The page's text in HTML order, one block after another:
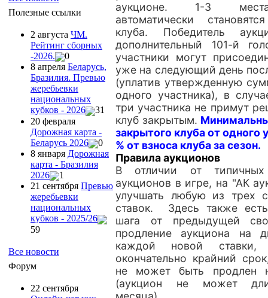
Полезные ссылки
2 августа ЧМ.
Рейтинг сборных
-2026.
0
8 апреля Беларусь,
Бразилия. Превью
жеребьевки
национальных
кубков - 2026
31
20 февраля
Дорожная карта -
Беларусь 2026
0
8 января Дорожная
карта - Бразилия
2026
1
21 сентября Превью
жеребьевки
национальных
кубков - 2025/26
59
Все новости
Форум
22 сентября
аукционе. 1-3
автоматически
клуба. Победитель
дополнительный 101-й
участники могут
уже на следующий день
(уплатив утвержденную
одного участника), в
три участника не примут
клуб закрытым.
закрытого клуба от одного
% от взноса клуба за сезон.
Правила аукционов
В отличии от типичных
аукционов в игре, на "АК
улучшать любую из трех
ставок. Здесь также
шага от предыдущей
продление аукциона на
каждой новой
окончательно крайний
не может быть продлен
(аукцион не может